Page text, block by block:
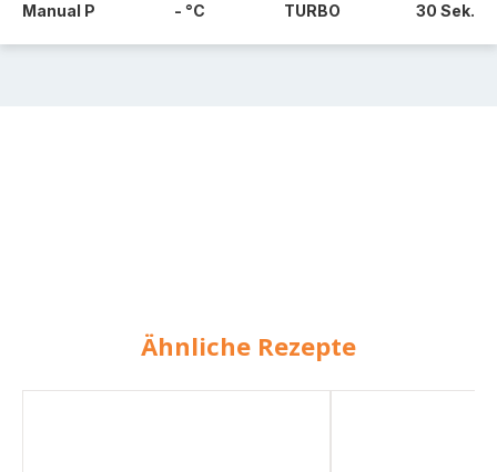
Manual P - °C TURBO 30 Sek.
Ähnliche Rezepte